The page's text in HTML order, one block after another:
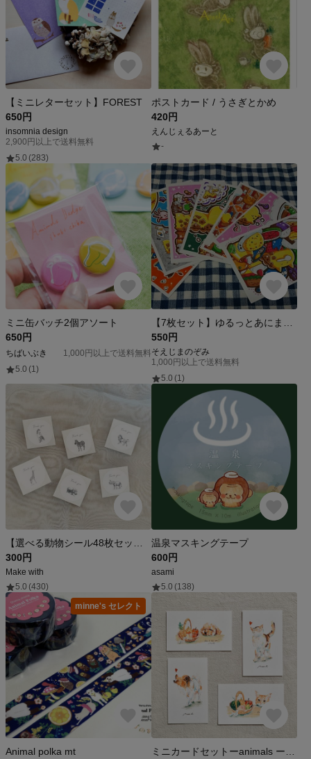
【ミニレターセット】FOREST
650円
insomnia design
2,900円以上で送料無料
5.0 (283)
ポストカード / うさぎとかめ
420円
えんじぇるあーと
-
ミニ缶バッチ2個アソート
650円
ちばいぶき
1,000円以上で送料無料
5.0 (1)
550円
そえじまのぞみ
1,000円以上で送料無料
5.0 (1)
300円
Make with
5.0 (430)
温泉マスキングテープ
600円
asami
5.0 (138)
minne's セレクト
Animal polka mt